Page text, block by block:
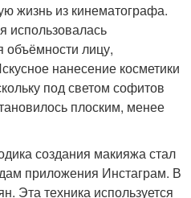
жизнь из кинематографа.
использовалась
объёмности лицу,
нанесение косметики
под светом софитов
плоским, менее
создания макияжа стал
приложения Инстаграм. В
Эта техника используется